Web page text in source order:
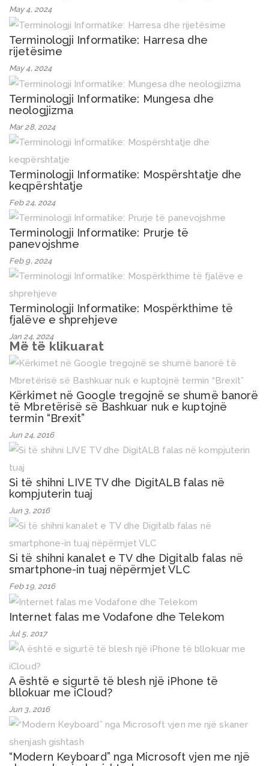
May 4, 2024
Terminologji Informatike: Harresa dhe
rijetësime
May 4, 2024
Terminologji Informatike: Mungesa dhe
neologjizma
Mar 28, 2024
Terminologji Informatike: Mospërshtatje dhe
keqpërshtatje
Feb 24, 2024
Terminologji Informatike: Prurje të
panevojshme
Feb 9, 2024
Terminologji Informatike: Mospërkthime të
fjalëve e shprehjeve
Jan 24, 2024
Më të klikuarat
Kërkimet në Google tregojnë se shumë banorë
të Mbretërisë së Bashkuar nuk e kuptojnë
termin “Brexit”
Jun 24, 2016
Si të shihni LIVE TV dhe DigitALB falas në
kompjuterin tuaj
Jun 3, 2016
Si të shihni kanalet e TV dhe Digitalb falas në
smartphone-in tuaj nëpërmjet VLC
Feb 19, 2016
Internet falas me Vodafone dhe Telekom
Jul 5, 2017
A është e sigurtë të blesh një iPhone të
bllokuar me iCloud?
Jun 3, 2016
“Modern Keyboard” nga Microsoft vjen me një